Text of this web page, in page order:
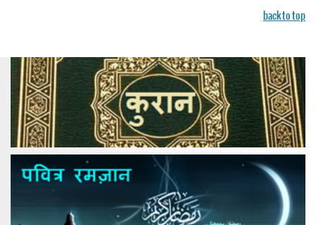
back to top